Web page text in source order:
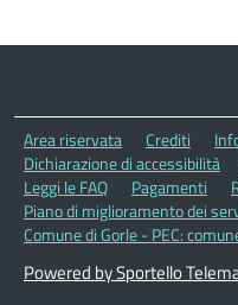
Area riservata Crediti
Dichiarazione di accessibilità
Leggi le FAQ
Pagamenti
Piano di miglioramento dei
Comune di Gorle - PEC:
Powered by Sportello